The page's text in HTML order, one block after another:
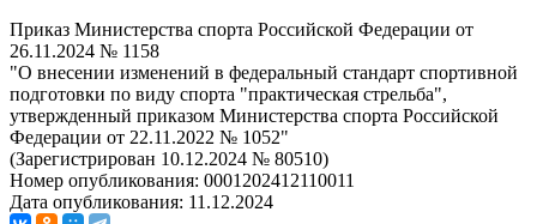
Приказ Министерства спорта Российской Федерации от
26.11.2024 № 1158
"О внесении изменений в федеральный стандарт спортивной
подготовки по виду спорта "практическая стрельба",
утвержденный приказом Министерства спорта Российской
Федерации от 22.11.2022 № 1052"
(Зарегистрирован 10.12.2024 № 80510)
Номер опубликования: 0001202412110011
Дата опубликования: 11.12.2024